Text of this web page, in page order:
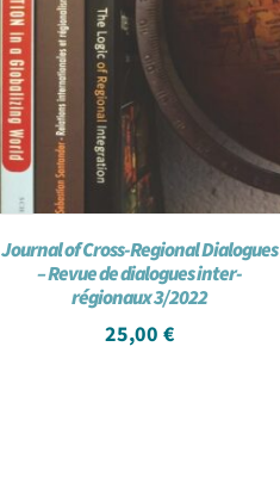
Journal of Cross-Regional Dialogues
– Revue de dialogues inter-
régionaux 3/2022
25,00 €